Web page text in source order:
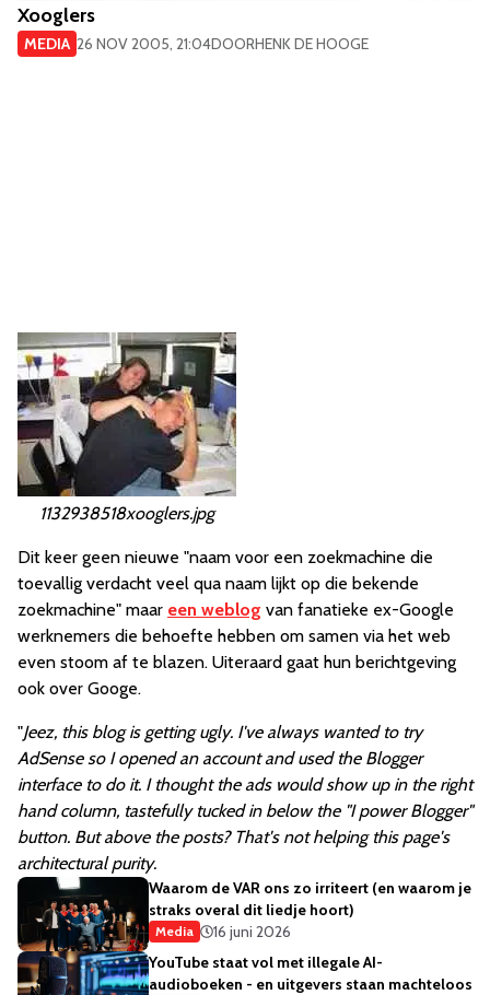
Xooglers
MEDIA 26 NOV 2005, 21:04DOORHENK DE HOOGE
1132938518xooglers.jpg
Dit keer geen nieuwe "naam voor een zoekmachine die
toevallig verdacht veel qua naam lijkt op die bekende
zoekmachine" maar een weblog van fanatieke ex-Google
werknemers die behoefte hebben om samen via het web
even stoom af te blazen. Uiteraard gaat hun berichtgeving
ook over Googe.
"Jeez, this blog is getting ugly. I've always wanted to try
AdSense so I opened an account and used the Blogger
interface to do it. I thought the ads would show up in the right
hand column, tastefully tucked in below the "I power Blogger"
button. But above the posts? That's not helping this page's
architectural purity.
Waarom de VAR ons zo irriteert (en waarom je
straks overal dit liedje hoort)
Media
16 juni 2026
YouTube staat vol met illegale AI-
audioboeken - en uitgevers staan machteloos